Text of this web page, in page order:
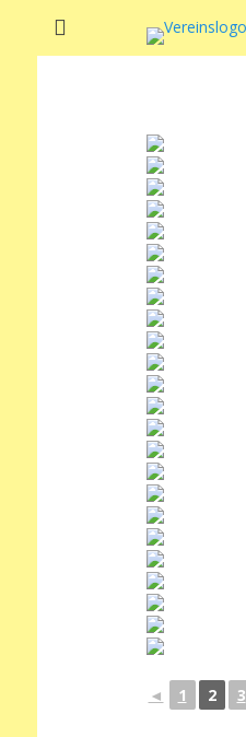
Soltauer Sportclub 02 e.V.
◄ 1 2 3